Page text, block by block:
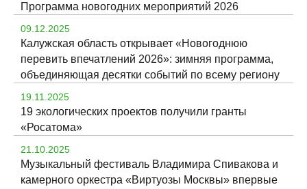
Программа новогодних мероприятий 2026
09.12.2025
Калужская область открывает «Новогоднюю
перевить впечатлений 2026»: зимняя программа,
объединяющая десятки событий по всему региону
19.11.2025
19 экологических проектов получили гранты
«Росатома»
21.10.2025
Музыкальный фестиваль Владимира Спивакова и
камерного оркестра «Виртуозы Москвы» впервые